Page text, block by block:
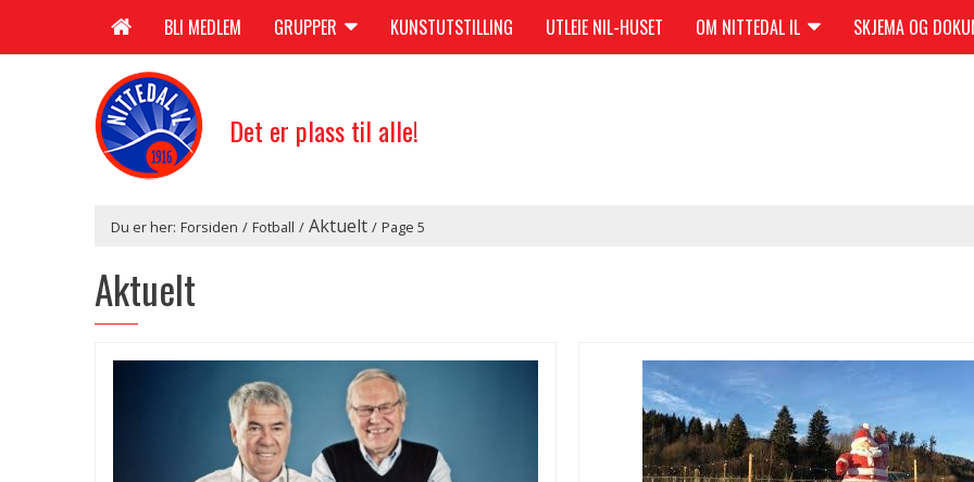
BLI MEDLEM GRUPPER KUNSTUTSTILLING UTLEIE NIL-HUSET OM NITTEDAL IL SKJEMA OG
Det er plass til alle!
Du er her: Forsiden / Fotball / Aktuelt / Page 5
Aktuelt